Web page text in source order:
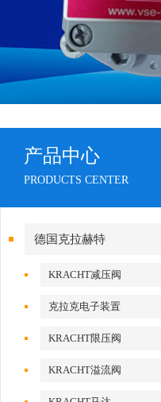
产品中心
PRODUCTS CENTER
德国克拉赫特
KRACHT减压阀
克拉克电子装置
KRACHT限压阀
KRACHT溢流阀